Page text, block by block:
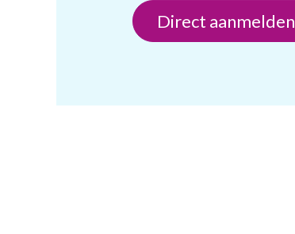
Direct aanmelden